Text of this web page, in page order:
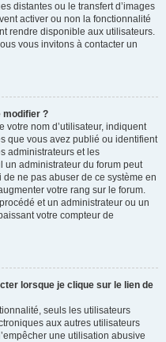
distantes ou le transfert d’images
activer ou non la fonctionnalité
rendre disponible aux utilisateurs.
vous invitons à contacter un
modifier ?
votre nom d’utilisateur, indiquent
que vous avez publié ou identifient
administrateurs et les
un administrateur du forum peut
ne pas abuser de ce système en
votre rang sur le forum.
et un administrateur ou un
votre compteur de
lorsque je clique sur le lien de
seuls les utilisateurs
aux autres utilisateurs
une utilisation abusive